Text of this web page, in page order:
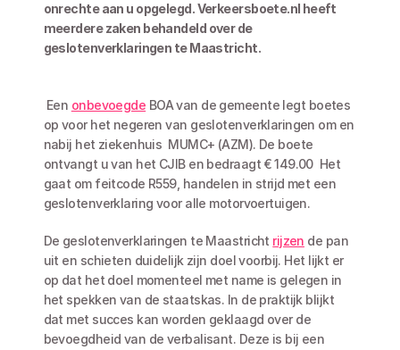
onrechte aan u opgelegd. Verkeersboete.nl heeft
meerdere zaken behandeld over de
geslotenverklaringen te Maastricht.
Een onbevoegde BOA van de gemeente legt boetes
op voor het negeren van geslotenverklaringen om en
nabij het ziekenhuis  MUMC+ (AZM). De boete
ontvangt u van het CJIB en bedraagt € 149.00  Het
gaat om feitcode R559, handelen in strijd met een
geslotenverklaring voor alle motorvoertuigen.
De geslotenverklaringen te Maastricht rijzen de pan
uit en schieten duidelijk zijn doel voorbij. Het lijkt er
op dat het doel momenteel met name is gelegen in
het spekken van de staatskas. In de praktijk blijkt
dat met succes kan worden geklaagd over de
bevoegdheid van de verbalisant. Deze is bij een